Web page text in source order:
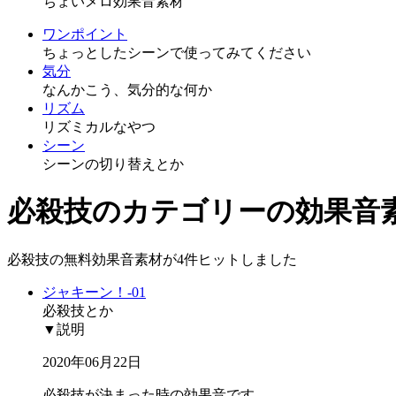
ワンポイント
ちょっとしたシーンで使ってみてください
気分
なんかこう、気分的な何か
リズム
リズミカルなやつ
シーン
シーンの切り替えとか
必殺技のカテゴリーの効果音
必殺技の無料効果音素材が4件ヒットしました
ジャキーン！-01
必殺技とか
▼説明
2020年06月22日